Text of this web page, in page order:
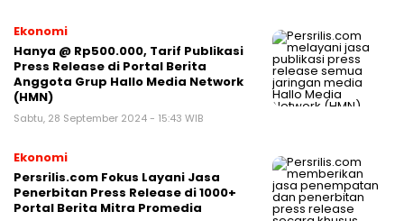
Ekonomi
Hanya @ Rp500.000, Tarif Publikasi
Press Release di Portal Berita
Anggota Grup Hallo Media Network
(HMN)
Sabtu, 28 September 2024 - 15:43 WIB
Ekonomi
Persrilis.com Fokus Layani Jasa
Penerbitan Press Release di 1000+
Portal Berita Mitra Promedia